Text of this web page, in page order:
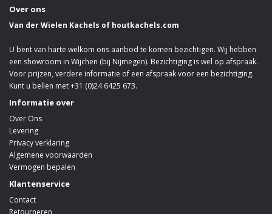
Over ons
Van der Wielen Kachels of houtkachels.com
U bent van harte welkom ons aanbod te komen bezichtigen. Wij hebben
een showroom in Wijchen (bij Nijmegen). Bezichtiging is wel op afspraak.
Voor prijzen, verdere informatie of een afspraak voor een bezichtiging.
Kunt u bellen met +31 (0)24 6425 673.
Informatie over
Over Ons
Levering
Privacy verklaring
Algemene voorwaarden
Vermogen bepalen
Klantenservice
Contact